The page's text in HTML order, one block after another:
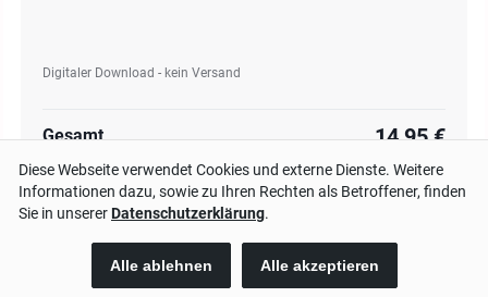
Digitaler Download - kein Versand
Gesamt 14,95 €